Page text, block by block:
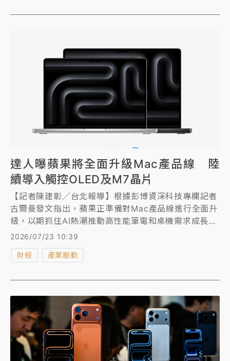
達人曝蘋果將全面升級Mac產品線 陸
續導入觸控OLED及M7晶片
【記者陳建彰╱台北報導】根據彭博資深科技專欄記者
古爾曼發文指出，蘋果正準備對Mac產品線進行全面升
級，以期抓住AI熱潮推動高性能筆電和桌機需求成長的
機會。
2026/07/23 10:39
財經 產業脈動